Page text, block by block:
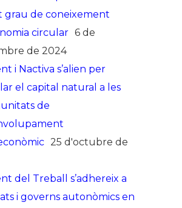
grau de coneixement
circular 6 de
de 2024
i Nactiva s’alien per
el capital natural a les
de
25 d'octubre de
del Treball s’adhereix a
i governs autonòmics en